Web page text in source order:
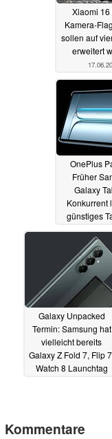
Xiaomi 16
Kamera-
sollen auf
erweitert
OnePlus
Früher
Galaxy
Konkurrent
günstiges
Galaxy Unpacked
Termin: Samsung hat
vielleicht bereits
Galaxy Z Fold 7, Flip
Watch 8 Launchtag
Kommentare